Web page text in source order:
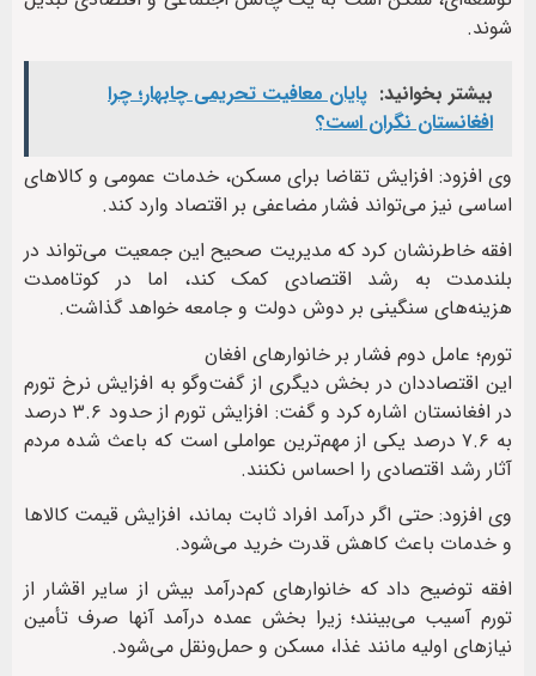
شوند.
بیشتر بخوانید: پایان معافیت تحریمی‌ چابهار؛ چرا
افغانستان نگران است؟
وی افزود: افزایش تقاضا برای مسکن، خدمات عمومی و کالاهای
اساسی نیز می‌تواند فشار مضاعفی بر اقتصاد وارد کند.
افقه خاطرنشان کرد که مدیریت صحیح این جمعیت می‌تواند در
بلندمدت به رشد اقتصادی کمک کند، اما در کوتاه‌مدت
هزینه‌های سنگینی بر دوش دولت و جامعه خواهد گذاشت.
تورم؛ عامل دوم فشار بر خانوارهای افغان
این اقتصاددان در بخش دیگری از گفت‌وگو به افزایش نرخ تورم
در افغانستان اشاره کرد و گفت: افزایش تورم از حدود ۳.۶ درصد
به ۷.۶ درصد یکی از مهم‌ترین عواملی است که باعث شده مردم
آثار رشد اقتصادی را احساس نکنند.
وی افزود: حتی اگر درآمد افراد ثابت بماند، افزایش قیمت کالاها
و خدمات باعث کاهش قدرت خرید می‌شود.
افقه توضیح داد که خانوارهای کم‌درآمد بیش از سایر اقشار از
تورم آسیب می‌بینند؛ زیرا بخش عمده درآمد آنها صرف تأمین
نیازهای اولیه مانند غذا، مسکن و حمل‌ونقل می‌شود.